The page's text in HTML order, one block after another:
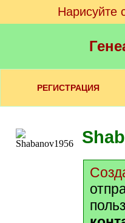
Нарисуйте
РЕГИСТРАЦИЯ